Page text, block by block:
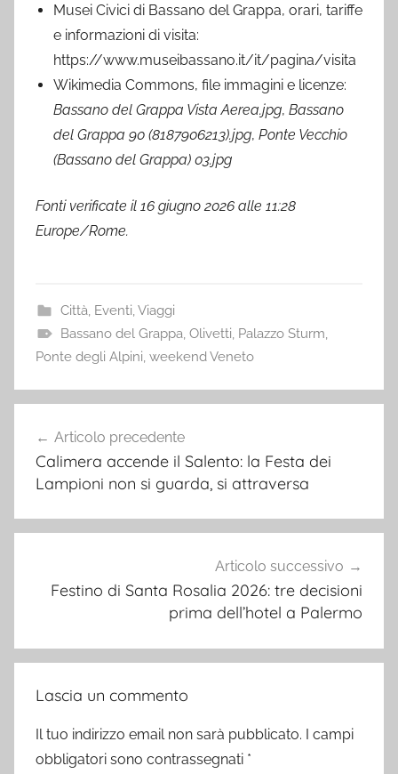
Musei Civici di Bassano del Grappa, orari, tariffe
e informazioni di visita:
https://www.museibassano.it/it/pagina/visita
Wikimedia Commons, file immagini e licenze:
Bassano del Grappa Vista Aerea.jpg, Bassano
del Grappa 90 (8187906213).jpg, Ponte Vecchio
(Bassano del Grappa) 03.jpg
Fonti verificate il 16 giugno 2026 alle 11:28
Europe/Rome.
Città, Eventi,Viaggi
Bassano del Grappa, Olivetti, Palazzo Sturm,
Ponte degli Alpini, weekend Veneto
articoli
Articolo precedente
Calimera accende il Salento: la Festa dei
Lampioni non si guarda, si attraversa
Articolo successivo
Festino di Santa Rosalia 2026: tre decisioni
prima dell’hotel a Palermo
Lascia un commento
Il tuo indirizzo email non sarà pubblicato. I campi
obbligatori sono contrassegnati *